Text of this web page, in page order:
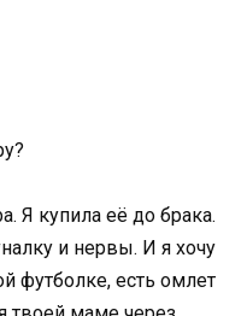
Я купила её до брака.
и нервы. И я хочу
футболке, есть омлет